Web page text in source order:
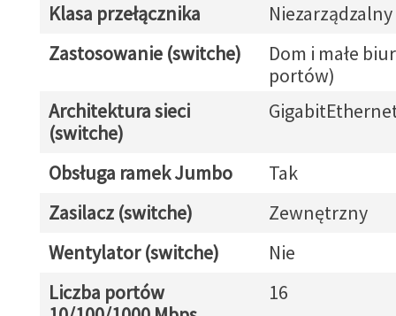
Klasa przełącznika
Niezarządzalny
Zastosowanie (switche)
Dom i małe
portów)
Architektura sieci
(switche)
Obsługa ramek Jumbo
Tak
Zasilacz (switche)
Zewnętrzny
Wentylator (switche)
Nie
Liczba portów
16